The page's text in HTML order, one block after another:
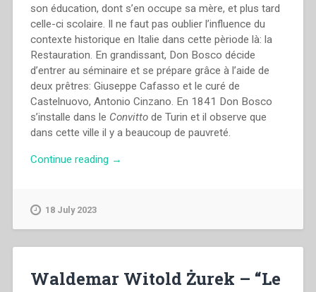
son éducation, dont s’en occupe sa mère, et plus tard
celle-ci scolaire. Il ne faut pas oublier l’influence du
contexte historique en Italie dans cette pèriode là: la
Restauration. En grandissant, Don Bosco décide
d’entrer au séminaire et se prépare grâce à l’aide de
deux prêtres: Giuseppe Cafasso et le curé de
Castelnuovo, Antonio Cinzano. En 1841 Don Bosco
s’installe dans le Convittode Turin et il observe que
dans cette ville il y a beaucoup de pauvreté.
Continue reading “Francis
in
→
18 July 2023
Waldemar Witold Żurek – “Le